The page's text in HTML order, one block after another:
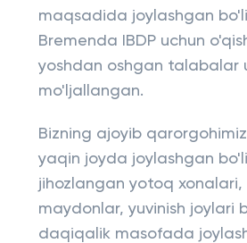
maqsadida joylashgan
Bremenda IBDP uchun
yoshdan oshgan talabalar
mo'ljallangan.
Bizning ajoyib
yaqin joyda joylashgan
jihozlangan yotoq xonalari,
maydonlar, yuvinish joylari
daqiqalik masofada